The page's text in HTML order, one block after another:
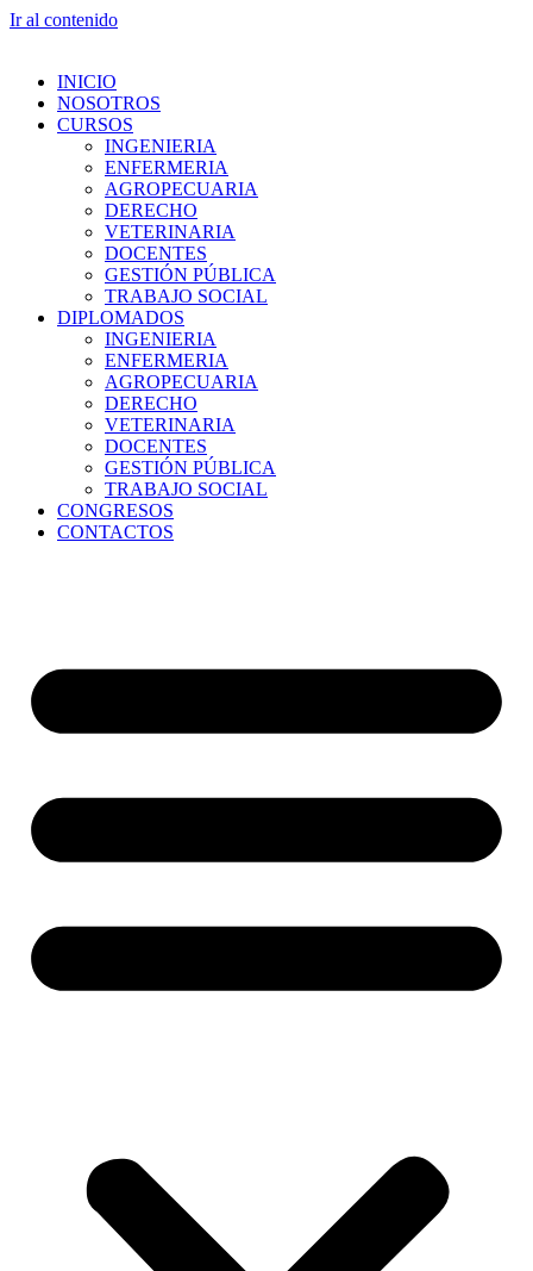
Ir al contenido
INICIO
NOSOTROS
CURSOS
INGENIERIA
ENFERMERIA
AGROPECUARIA
DERECHO
VETERINARIA
DOCENTES
GESTIÓN PÚBLICA
TRABAJO SOCIAL
DIPLOMADOS
INGENIERIA
ENFERMERIA
AGROPECUARIA
DERECHO
VETERINARIA
DOCENTES
GESTIÓN PÚBLICA
TRABAJO SOCIAL
CONGRESOS
CONTACTOS